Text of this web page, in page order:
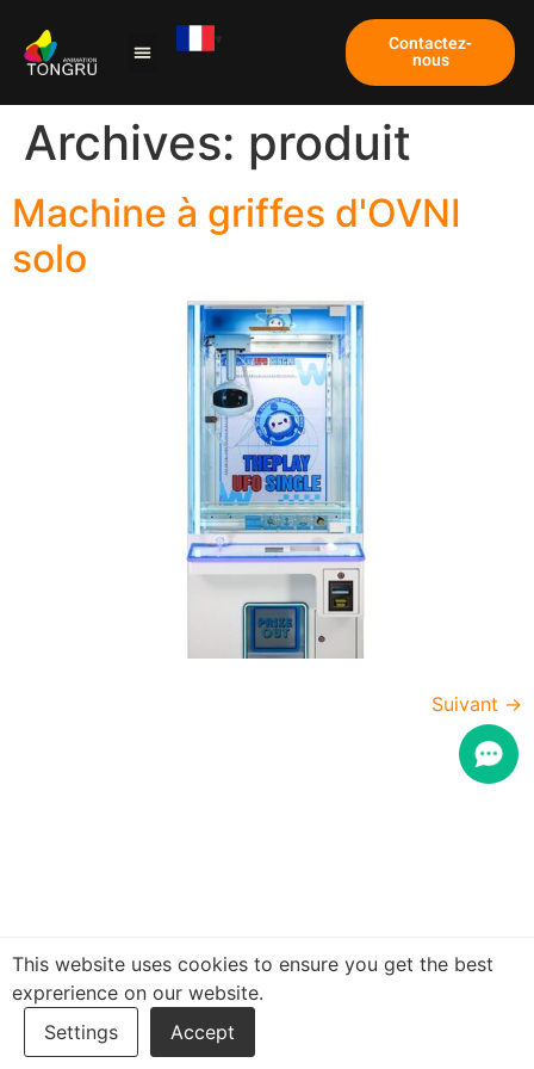
Contactez-
nous
Archives: produit
Machine à griffes d'OVNI
solo
Suivant →
This website uses cookies to ensure you get the best
exprerience on our website.